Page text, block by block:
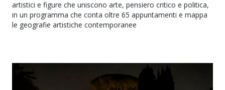
artistici e figure che uniscono arte, pensiero critico e politica,
in un programma che conta oltre 65 appuntamenti e mappa
le geografie artistiche contemporanee